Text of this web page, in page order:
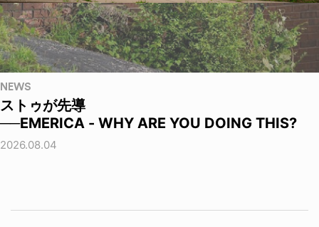
NEWS
ストゥが先導
──EMERICA - WHY ARE YOU DOING THIS?
2026.08.04